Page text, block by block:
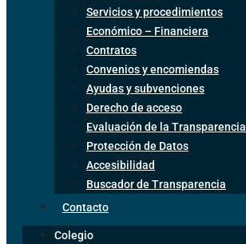
Servicios y procedimientos
Económico – Financiera
Contratos
Convenios y encomiendas
Ayudas y subvenciones
Derecho de acceso
Evaluación de la Transparencia
Protección de Datos
Accesibilidad
Buscador de Transparencia
Contacto
Colegio